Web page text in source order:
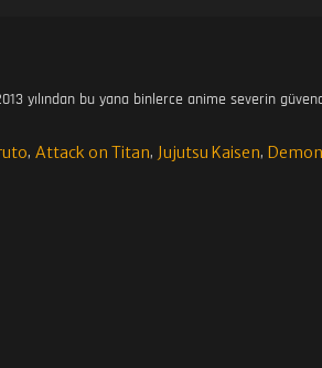
yılından bu yana binlerce anime severin
, Attack on Titan, Jujutsu Kaisen, Demon